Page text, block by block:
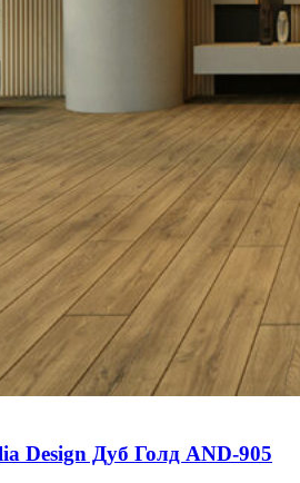
Design Дуб Голд AND-905